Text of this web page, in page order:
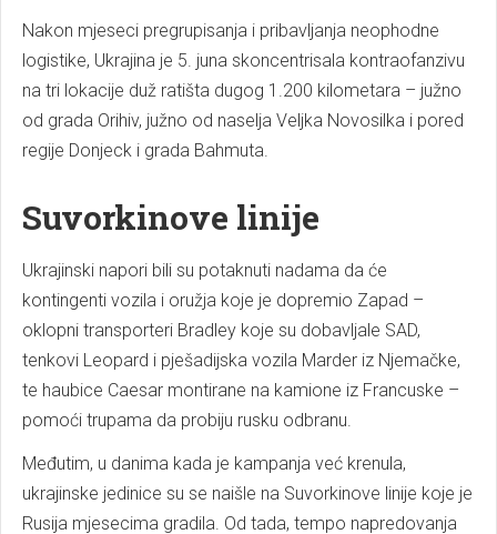
Nakon mjeseci pregrupisanja i pribavljanja neophodne
logistike, Ukrajina je 5. juna skoncentrisala kontraofanzivu
na tri lokacije duž ratišta dugog 1.200 kilometara – južno
od grada Orihiv, južno od naselja Veljka Novosilka i pored
regije Donjeck i grada Bahmuta.
Suvorkinove linije
Ukrajinski napori bili su potaknuti nadama da će
kontingenti vozila i oružja koje je dopremio Zapad –
oklopni transporteri Bradley koje su dobavljale SAD,
tenkovi Leopard i pješadijska vozila Marder iz Njemačke,
te haubice Caesar montirane na kamione iz Francuske –
pomoći trupama da probiju rusku odbranu.
Međutim, u danima kada je kampanja već krenula,
ukrajinske jedinice su se naišle na Suvorkinove linije koje je
Rusija mjesecima gradila. Od tada, tempo napredovanja